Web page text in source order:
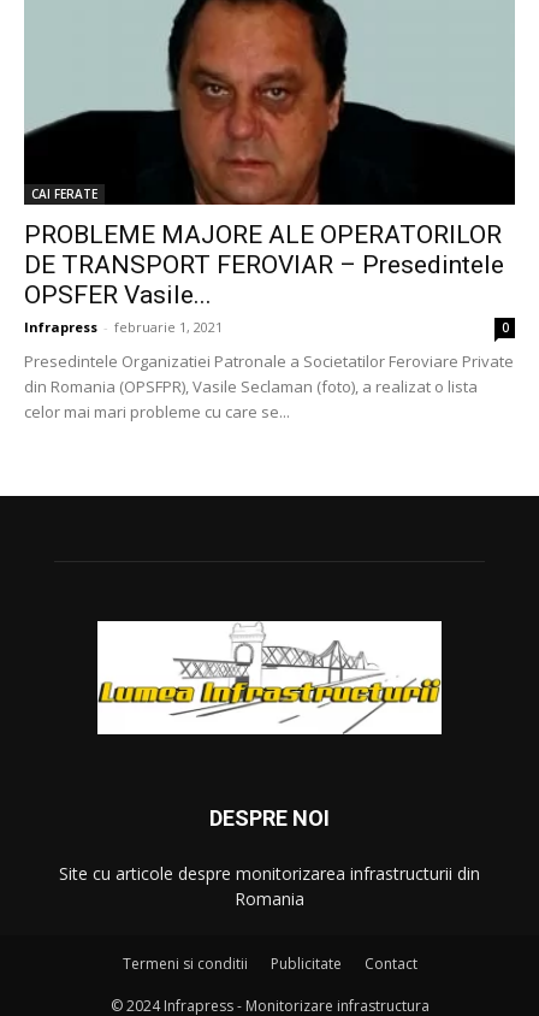
CAI FERATE
PROBLEME MAJORE ALE OPERATORILOR
DE TRANSPORT FEROVIAR – Presedintele
OPSFER Vasile...
Infrapress - februarie 1, 2021 0
Presedintele Organizatiei Patronale a Societatilor Feroviare Private
din Romania (OPSFPR), Vasile Seclaman (foto), a realizat o lista
celor mai mari probleme cu care se...
DESPRE NOI
Site cu articole despre monitorizarea infrastructurii din
Romania
Termeni si conditii Publicitate Contact
© 2024 Infrapress - Monitorizare infrastructura